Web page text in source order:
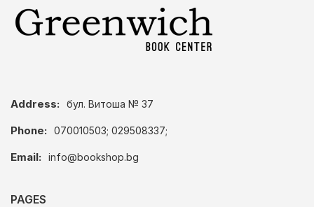
Address: бул. Витоша № 37
Phone: 070010503; 029508337;
Email: info@bookshop.bg
PAGES